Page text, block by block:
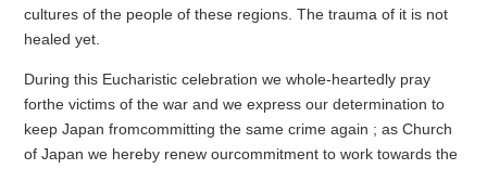
cultures of the people of these regions. The trauma of it is not
healed yet.
During this Eucharistic celebration we whole-heartedly pray
forthe victims of the war and we express our determination to
keep Japan fromcommitting the same crime again ; as Church
of Japan we hereby renew ourcommitment to work towards the